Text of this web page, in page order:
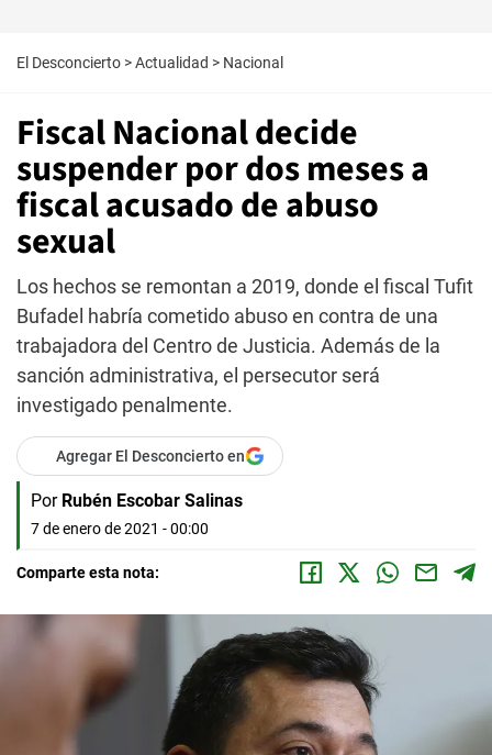
El Desconcierto >Actualidad > Nacional
Fiscal Nacional decide
suspender por dos meses a
fiscal acusado de abuso
sexual
Los hechos se remontan a 2019, donde el fiscal Tufit
Bufadel habría cometido abuso en contra de una
trabajadora del Centro de Justicia. Además de la
sanción administrativa, el persecutor será
investigado penalmente.
Agregar El Desconcierto en
Por Rubén Escobar Salinas
7 de enero de 2021 - 00:00
Comparte esta nota: